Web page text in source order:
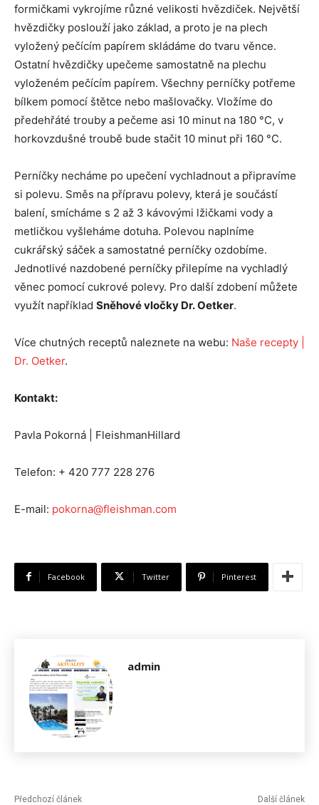
formičkami vykrojíme různé velikosti hvězdiček. Největší
hvězdičky poslouží jako základ, a proto je na plech
vyložený pečícím papírem skládáme do tvaru věnce.
Ostatní hvězdičky upečeme samostatně na plechu
vyloženém pečícím papírem. Všechny perníčky potřeme
bílkem pomocí štětce nebo mašlovačky. Vložíme do
předehřáté trouby a pečeme asi 10 minut na 180 °C, v
horkovzdušné troubě bude stačit 10 minut při 160 °C.
Perníčky necháme po upečení vychladnout a připravíme
si polevu. Směs na přípravu polevy, která je součástí
balení, smícháme s 2 až 3 kávovými lžičkami vody a
metličkou vyšleháme dotuha. Polevou naplníme
cukrářský sáček a samostatné perníčky ozdobíme.
Jednotlivé nazdobené perníčky přilepíme na vychladlý
věnec pomocí cukrové polevy. Pro další zdobení můžete
využít například Sněhové vločky Dr. Oetker.
Více chutných receptů naleznete na webu: Naše recepty |
Dr. Oetker.
Kontakt:
Pavla Pokorná | FleishmanHillard
Telefon: + 420 777 228 276
E-mail: pokorna@fleishman.com
Facebook Twitter Pinterest
admin
Předchozí článek Další článek